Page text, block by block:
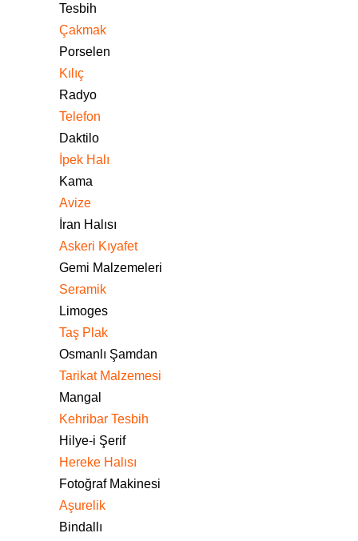
Tesbih
Çakmak
Porselen
Kılıç
Radyo
Telefon
Daktilo
İpek Halı
Kama
Avize
İran Halısı
Askeri Kıyafet
Gemi Malzemeleri
Seramik
Limoges
Taş Plak
Osmanlı Şamdan
Tarikat Malzemesi
Mangal
Kehribar Tesbih
Hilye-i Şerif
Hereke Halısı
Fotoğraf Makinesi
Aşurelik
Bindallı